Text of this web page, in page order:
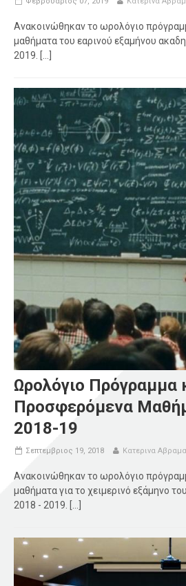
Ανακοινώθηκαν το ωρολόγιο
μαθήματα του εαρινού εξαμήνου
2019. [...]
Ωρολόγιο Πρόγραμμα
Προσφερόμενα
2018-19
Σεπτεμβριος 19, 2018 Κατερινα
Ανακοινώθηκαν το ωρολόγιο
μαθήματα για το χειμερινό εξάμηνο
2018 - 2019. [...]